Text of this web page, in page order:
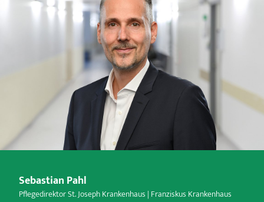
Sebastian Pahl
Pflegedirektor St. Joseph Krankenhaus | Franziskus Krankenhaus